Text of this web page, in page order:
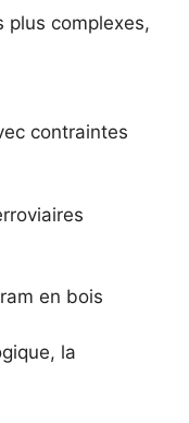
plus complexes,
contraintes
en bois
la